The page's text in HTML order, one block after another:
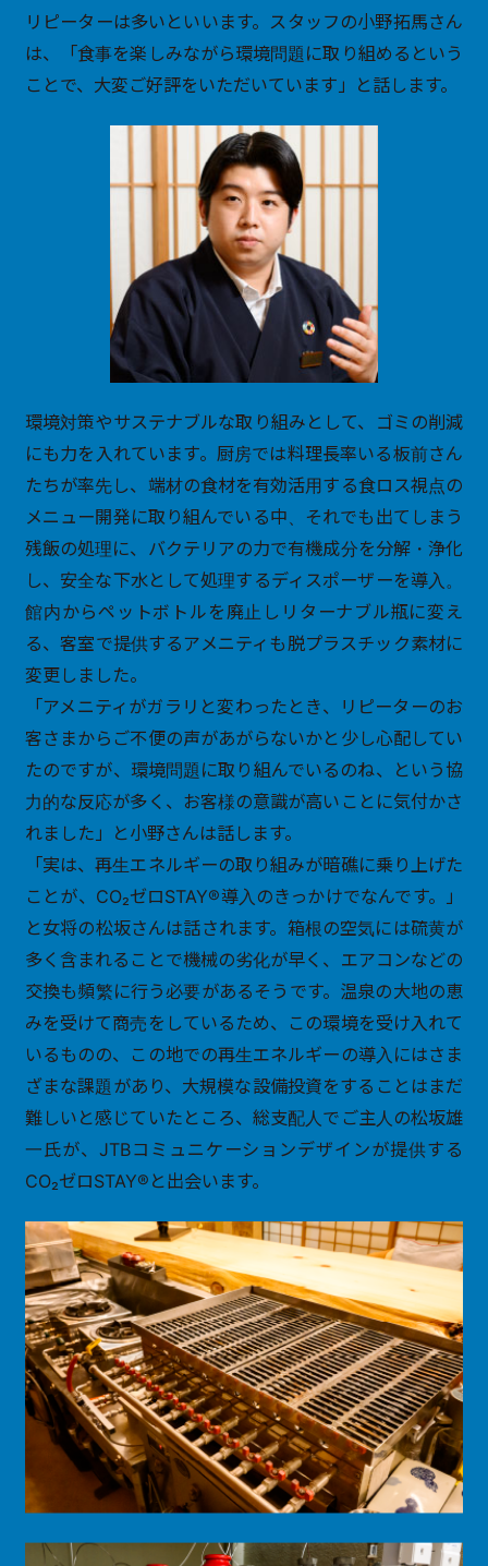
リピーターは多いといいます。スタッフの小野拓馬さん
は、「食事を楽しみながら環境問題に取り組めるという
ことで、大変ご好評をいただいています」と話します。
環境対策やサステナブルな取り組みとして、ゴミの削減
にも力を入れています。厨房では料理長率いる板前さん
たちが率先し、端材の食材を有効活用する食ロス視点の
メニュー開発に取り組んでいる中、それでも出てしまう
残飯の処理に、バクテリアの力で有機成分を分解・浄化
し、安全な下水として処理するディスポーザーを導入。
館内からペットボトルを廃止しリターナブル瓶に変え
る、客室で提供するアメニティも脱プラスチック素材に
変更しました。
「アメニティがガラリと変わったとき、リピーターのお
客さまからご不便の声があがらないかと少し心配してい
たのですが、環境問題に取り組んでいるのね、という協
力的な反応が多く、お客様の意識が高いことに気付かさ
れました」と小野さんは話します。
「実は、再生エネルギーの取り組みが暗礁に乗り上げた
ことが、CO₂ゼロSTAY®導入のきっかけでなんです。」
と女将の松坂さんは話されます。箱根の空気には硫黄が
多く含まれることで機械の劣化が早く、エアコンなどの
交換も頻繁に行う必要があるそうです。温泉の大地の恵
みを受けて商売をしているため、この環境を受け入れて
いるものの、この地での再生エネルギーの導入にはさま
ざまな課題があり、大規模な設備投資をすることはまだ
難しいと感じていたところ、総支配人でご主人の松坂雄
一氏が、JTBコミュニケーションデザインが提供する
CO₂ゼロSTAY®と出会います。